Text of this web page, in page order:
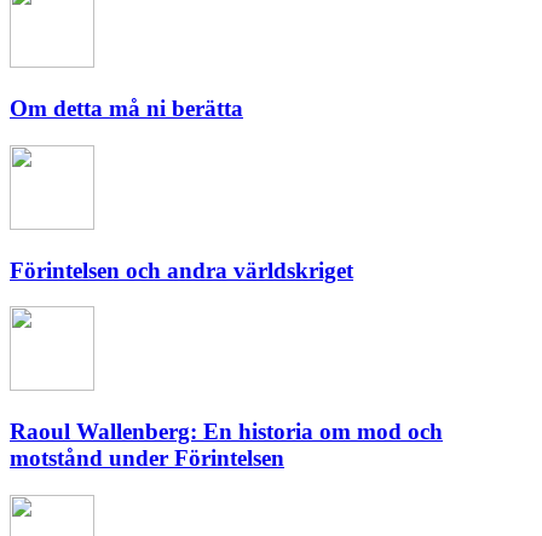
Om detta må ni berätta
Förintelsen och andra världskriget
Raoul Wallenberg: En historia om mod och
motstånd under Förintelsen